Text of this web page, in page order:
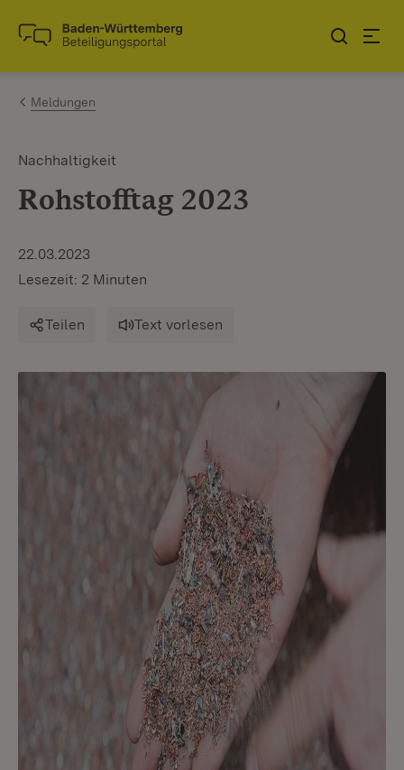
Zum Inhalt springen
Link zur Startseite
Meldungen
Nachhaltigkeit
Rohstofftag 2023
22.03.2023
Lesezeit: 2 Minuten
Teilen Text vorlesen